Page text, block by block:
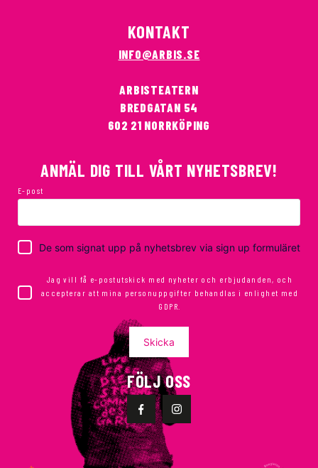
KONTAKT
INFO@ARBIS.SE
ARBISTEATERN
BREDGATAN 54
602 21 NORRKÖPING
ANMÄL DIG TILL VÅRT NYHETSBREV!
E-post
De som signat upp på nyhetsbrev via sign up formuläret
Jag vill få e-postutskick med nyheter och erbjudanden, och
accepterar att mina personuppgifter behandlas i enlighet med
GDPR.
Skicka
FÖLJ OSS